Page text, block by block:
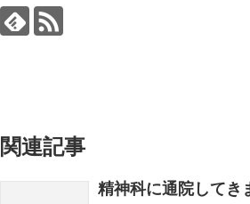
関連記事
精神科に通院してき